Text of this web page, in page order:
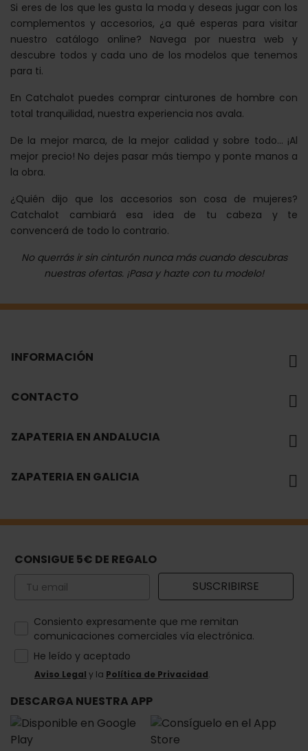
Si eres de los que les gusta la moda y deseas jugar con los
complementos y accesorios, ¿a qué esperas para visitar
nuestro catálogo online? Navega por nuestra web y
descubre todos y cada uno de los modelos que tenemos
para ti.
En Catchalot puedes comprar cinturones de hombre con
total tranquilidad, nuestra experiencia nos avala.
De la mejor marca, de la mejor calidad y sobre todo... ¡Al
mejor precio! No dejes pasar más tiempo y ponte manos a
la obra.
¿Quién dijo que los accesorios son cosa de mujeres?
Catchalot cambiará esa idea de tu cabeza y te
convencerá de todo lo contrario.
No querrás ir sin cinturón nunca más cuando descubras
nuestras ofertas. ¡Pasa y hazte con tu modelo!
INFORMACIÓN
CONTACTO
ZAPATERIA EN ANDALUCIA
ZAPATERIA EN GALICIA
CONSIGUE 5€ DE REGALO
Email SUSCRIBIRSE
How would you like to hear from us?
Consiento expresamente que me remitan
comunicaciones comerciales vía electrónica.
He leído y aceptado
Aviso Legal y la Política de Privacidad.
DESCARGA NUESTRA APP